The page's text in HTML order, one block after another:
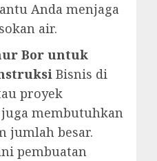
Anda menjaga
air.
Bor untuk
Bisnis di
proyek
membutuhkan
jumlah besar.
pembuatan